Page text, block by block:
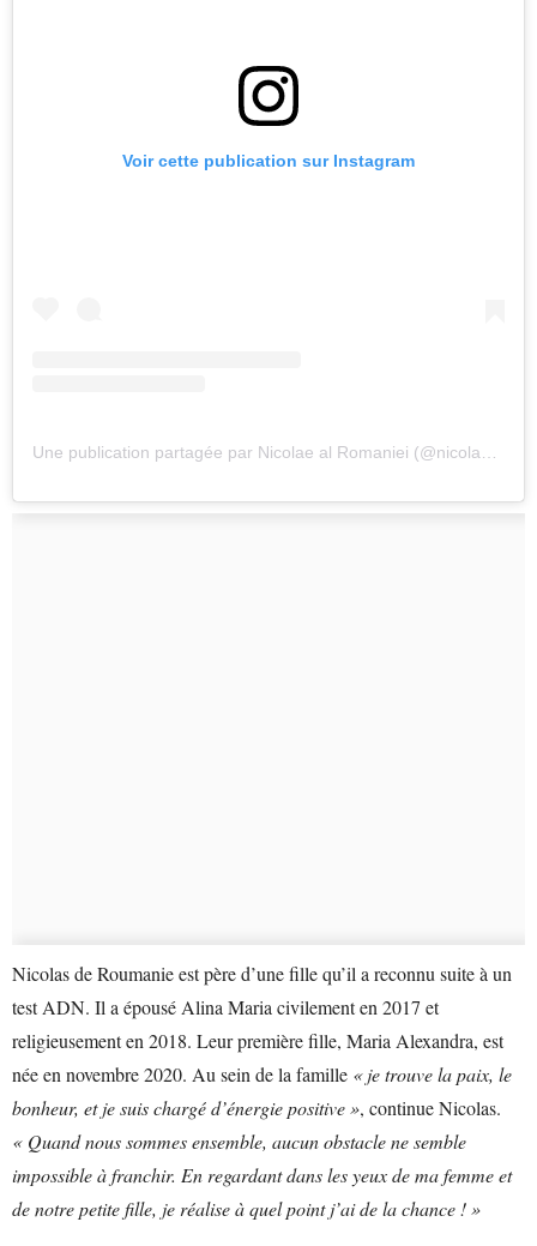
Voir cette publication sur Instagram
Nicolas de Roumanie est père d’une fille qu’il a reconnu suite à un
test ADN. Il a épousé Alina Maria civilement en 2017 et
religieusement en 2018. Leur première fille, Maria Alexandra, est
née en novembre 2020. Au sein de la famille « je trouve la paix, le
bonheur, et je suis chargé d’énergie positive », continue Nicolas.
« Quand nous sommes ensemble, aucun obstacle ne semble
impossible à franchir. En regardant dans les yeux de ma femme et
de notre petite fille, je réalise à quel point j’ai de la chance ! »